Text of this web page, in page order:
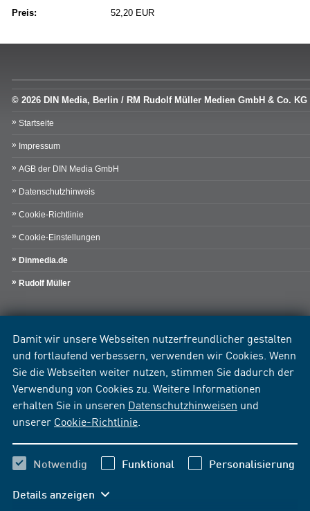
Damit wir unsere Webseiten nutzerfreundlicher gestalten
und fortlaufend verbessern, verwenden wir Cookies. Wenn
Sie die Webseiten weiter nutzen, stimmen Sie dadurch der
Verwendung von Cookies zu. Weitere Informationen
erhalten Sie in unseren Datenschutzhinweisen und
unserer Cookie-Richtlinie
Notwendig Funktional Personalisierung
Details anzeigen
Preis:
52,20 EUR
© 2026 DIN Media, Berlin / RM Rudolf Müller Medien GmbH & Co. KG
Startseite
Impressum
AGB der DIN Media GmbH
Datenschutzhinweis
Cookie-Richtlinie
Cookie-Einstellungen
Dinmedia.de
Rudolf Müller